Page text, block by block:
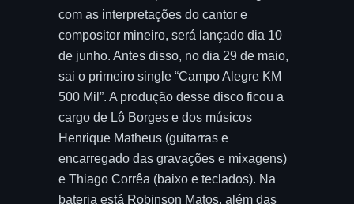
com as interpretações do cantor e
compositor mineiro, será lançado dia 10
de junho. Antes disso, no dia 29 de maio,
sai o primeiro single “Campo Alegre KM
500 Mil”. A produção desse disco ficou a
cargo de Lô Borges e dos músicos
Henrique Matheus (guitarras e
encarregado das gravações e mixagens)
e Thiago Corrêa (baixo e teclados). Na
bateria está Robinson Matos, além das